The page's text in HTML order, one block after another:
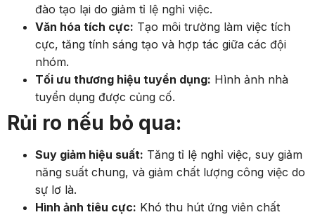
đào tạo lại do giảm tỉ lệ nghỉ việc.
Văn hóa tích cực: Tạo môi trường làm việc tích
cực, tăng tính sáng tạo và hợp tác giữa các đội
nhóm.
Tối ưu thương hiệu tuyển dụng: Hình ảnh nhà
tuyển dụng được củng cố.
Rủi ro nếu bỏ qua:
Suy giảm hiệu suất: Tăng tỉ lệ nghỉ việc, suy giảm
năng suất chung, và giảm chất lượng công việc do
sự lơ là.
Hình ảnh tiêu cực: Khó thu hút ứng viên chất